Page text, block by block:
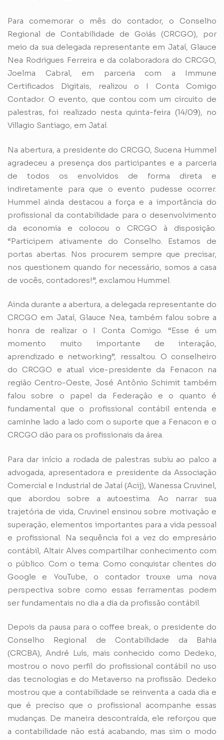
Para comemorar o mês do contador, o Conselho
Regional de Contabilidade de Goiás (CRCGO), por
meio da sua delegada representante em Jataí, Glauce
Nea Rodrigues Ferreira e da colaboradora do CRCGO,
Joelma Cabral, em parceria com a Immune
Certificados Digitais, realizou o I Conta Comigo
Contador. O evento, que contou com um circuito de
palestras, foi realizado nesta quinta-feira (14/09), no
Villagio Santiago, em Jataí.
Na abertura, a presidente do CRCGO, Sucena Hummel
agradeceu a presença dos participantes e a parceria
de todos os envolvidos de forma direta e
indiretamente para que o evento pudesse ocorrer.
Hummel ainda destacou a força e a importância do
profissional da contabilidade para o desenvolvimento
da economia e colocou o CRCGO à disposição.
“Participem ativamente do Conselho. Estamos de
portas abertas. Nos procurem sempre que precisar,
nos questionem quando for necessário, somos a casa
de vocês, contadores!”, exclamou Hummel.
Ainda durante a abertura, a delegada representante do
CRCGO em Jataí, Glauce Nea, também falou sobre a
honra de realizar o I Conta Comigo. “Esse é um
momento muito importante de interação,
aprendizado e networking”, ressaltou. O conselheiro
do CRCGO e atual vice-presidente da Fenacon na
região Centro-Oeste, José Antônio Schimit também
falou sobre o papel da Federação e o quanto é
fundamental que o profissional contábil entenda e
caminhe lado a lado com o suporte que a Fenacon e o
CRCGO dão para os profissionais da área.
Para dar início a rodada de palestras subiu ao palco a
advogada, apresentadora e presidente da Associação
Comercial e Industrial de Jataí (Acij), Wanessa Cruvinel,
que abordou sobre a autoestima. Ao narrar sua
trajetória de vida, Cruvinel ensinou sobre motivação e
superação, elementos importantes para a vida pessoal
e profissional. Na sequência foi a vez do empresário
contábil, Altair Alves compartilhar conhecimento com
o público. Com o tema: Como conquistar clientes do
Google e YouTube, o contador trouxe uma nova
perspectiva sobre como essas ferramentas podem
ser fundamentais no dia a dia da profissão contábil.
Depois da pausa para o coffee break, o presidente do
Conselho Regional de Contabilidade da Bahia
(CRCBA), André Luís, mais conhecido como Dedeko,
mostrou o novo perfil do profissional contábil no uso
das tecnologias e do Metaverso na profissão. Dedeko
mostrou que a contabilidade se reinventa a cada dia e
que é preciso que o profissional acompanhe essas
mudanças. De maneira descontraída, ele reforçou que
a contabilidade não está acabando, mas sim o modo